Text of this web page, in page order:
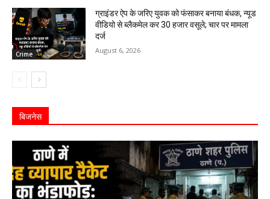
Crime
ग्राइंडर ऐप के जरिए युवक को फंसाकर बनाया बंधक, न्यूड
वीडियो से ब्लैकमेल कर ₹30 हजार वसूले; चार पर मामला
दर्ज
August 6, 2026
बिजनेस